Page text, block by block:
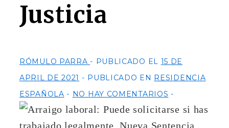
Justicia
RÓMULO PARRA PUBLICADO EL 15 DE
APRIL DE 2021
PUBLICADO EN RESIDENCIA
ESPAÑOLA
NO HAY COMENTARIOS